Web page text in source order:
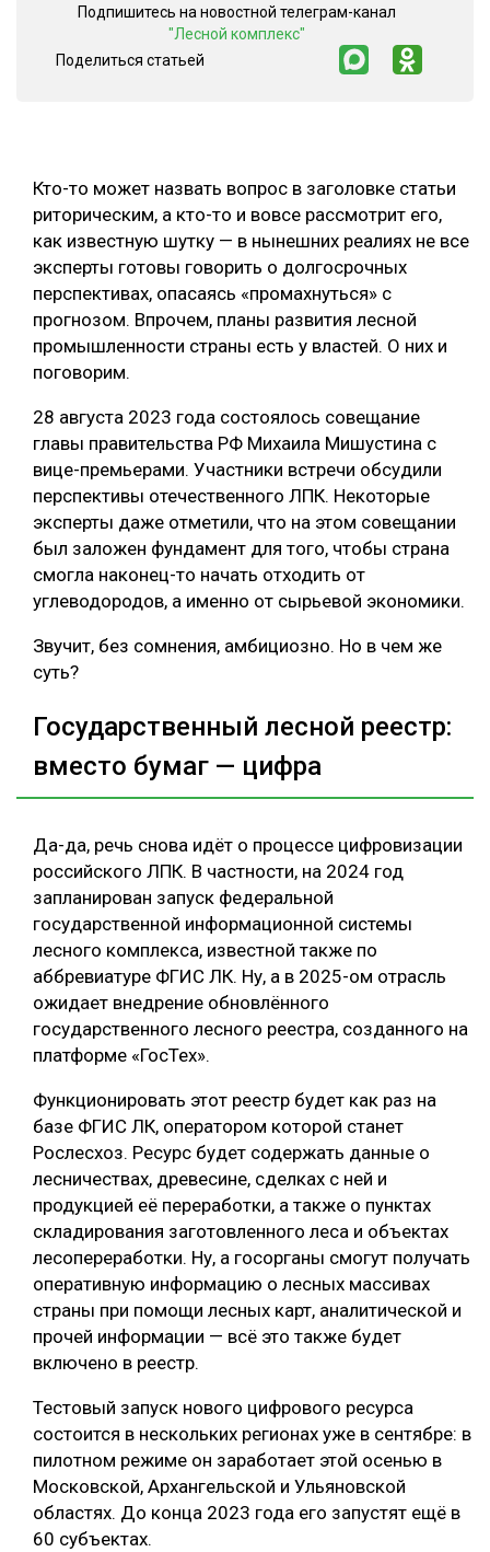
СУШКА ДРЕВЕСИНЫ
МЕБЕЛЬНОЕ ПРОИЗВОДСТВО
Кто-то может назвать вопрос в заголовке статьи
риторическим, а кто-то и вовсе рассмотрит его,
как известную шутку — в нынешних реалиях не все
эксперты готовы говорить о долгосрочных
перспективах, опасаясь «промахнуться» с
прогнозом. Впрочем, планы развития лесной
промышленности страны есть у властей. О них и
поговорим.
28 августа 2023 года состоялось совещание
главы правительства РФ Михаила Мишустина с
вице-премьерами. Участники встречи обсудили
перспективы отечественного ЛПК. Некоторые
эксперты даже отметили, что на этом совещании
был заложен фундамент для того, чтобы страна
смогла наконец-то начать отходить от
углеводородов, а именно от сырьевой экономики.
Звучит, без сомнения, амбициозно. Но в чем же
суть?
Государственный лесной реестр:
вместо бумаг — цифра
Да-да, речь снова идёт о процессе цифровизации
российского ЛПК. В частности, на 2024 год
запланирован запуск федеральной
государственной информационной системы
лесного комплекса, известной также по
аббревиатуре ФГИС ЛК. Ну, а в 2025-ом отрасль
ожидает внедрение обновлённого
государственного лесного реестра, созданного на
платформе «ГосТех».
Функционировать этот реестр будет как раз на
базе ФГИС ЛК, оператором которой станет
Рослесхоз. Ресурс будет содержать данные о
лесничествах, древесине, сделках с ней и
продукцией её переработки, а также о пунктах
складирования заготовленного леса и объектах
лесопереработки. Ну, а госорганы смогут получать
оперативную информацию о лесных массивах
страны при помощи лесных карт, аналитической и
прочей информации — всё это также будет
включено в реестр.
Тестовый запуск нового цифрового ресурса
состоится в нескольких регионах уже в сентябре: в
пилотном режиме он заработает этой осенью в
Московской, Архангельской и Ульяновской
областях. До конца 2023 года его запустят ещё в
60 субъектах.
Подпишитесь на новостной телеграм-канал
"Лесной комплекс"
Поделиться статьей